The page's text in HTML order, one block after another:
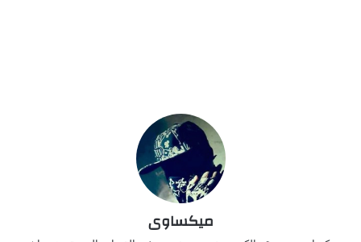
ميكساوى